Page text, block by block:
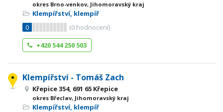
okres Brno-venkov, Jihomoravský kraj
Klempířství, klempíř
0
(0 hodnocení)
+420 544 250 503
Klempířství - Tomáš Zach
Křepice 354, 691 65 Křepice
okres Břeclav, Jihomoravský kraj
Klempířství, klempíř